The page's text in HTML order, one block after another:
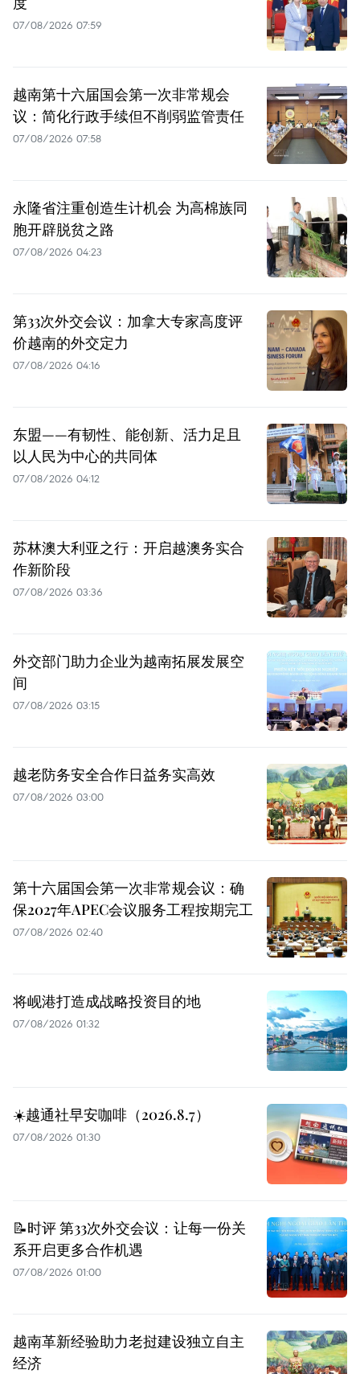
07/08/2026 07:59
越南第十六届国会第一次非常规会
议：简化行政手续但不削弱监管责任
07/08/2026 07:58
永隆省注重创造生计机会 为高棉族同
胞开辟脱贫之路
07/08/2026 04:23
第33次外交会议：加拿大专家高度评
价越南的外交定力
07/08/2026 04:16
东盟——有韧性、能创新、活力足且
以人民为中心的共同体
07/08/2026 04:12
苏林澳大利亚之行：开启越澳务实合
作新阶段
07/08/2026 03:36
外交部门助力企业为越南拓展发展空
间
07/08/2026 03:15
越老防务安全合作日益务实高效
07/08/2026 03:00
第十六届国会第一次非常规会议：确
保2027年APEC会议服务工程按期完工
07/08/2026 02:40
将岘港打造成战略投资目的地
07/08/2026 01:32
☀️越通社早安咖啡（2026.8.7）
07/08/2026 01:30
📝时评 第33次外交会议：让每一份关
系开启更多合作机遇
07/08/2026 01:00
越南革新经验助力老挝建设独立自主
经济